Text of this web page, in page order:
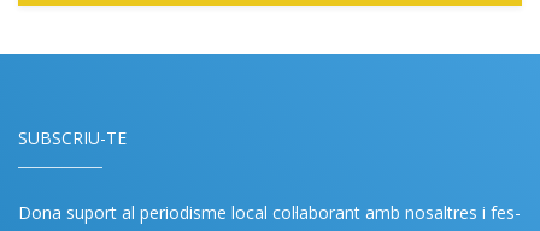
SUBSCRIU-TE
Dona suport al periodisme local col·laborant amb nosaltres i fes-